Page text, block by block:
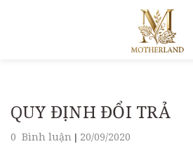
QUY ĐỊNH ĐỔI TRẢ
0 Bình luận | 20/09/2020